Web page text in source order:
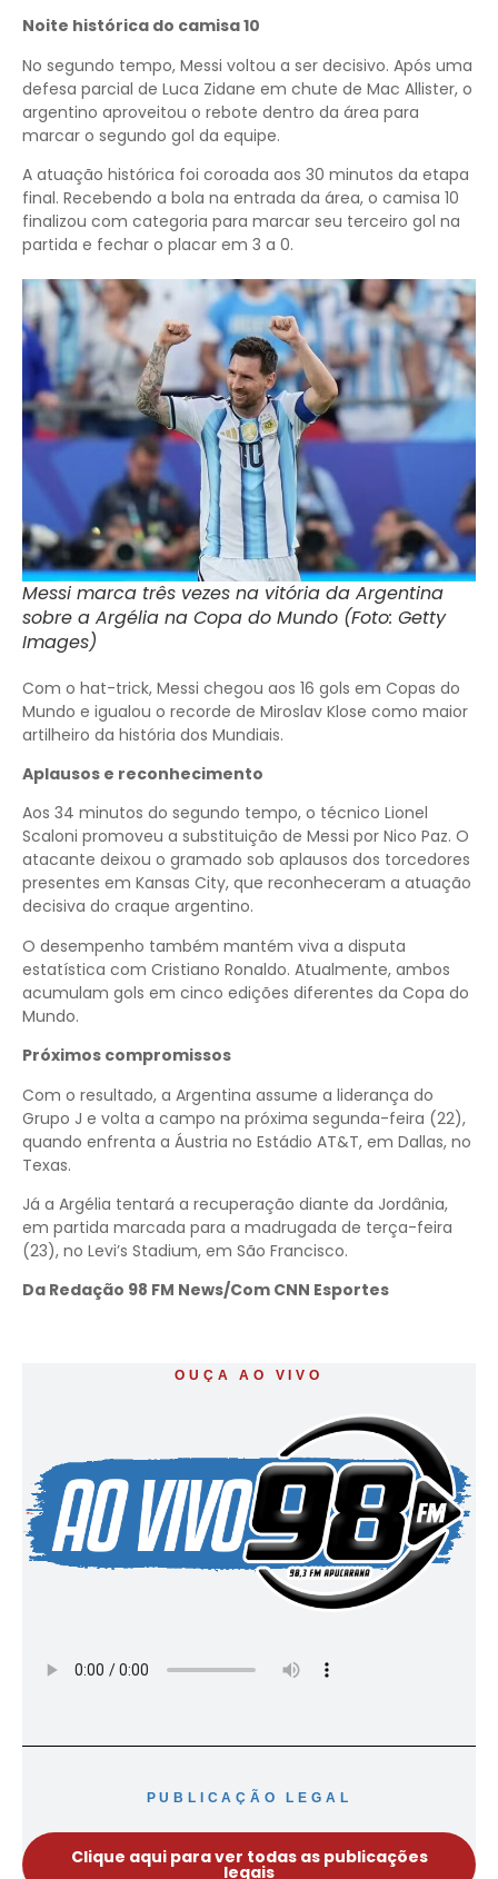
Noite histórica do camisa 10
No segundo tempo, Messi voltou a ser decisivo. Após uma
defesa parcial de Luca Zidane em chute de Mac Allister, o
argentino aproveitou o rebote dentro da área para
marcar o segundo gol da equipe.
A atuação histórica foi coroada aos 30 minutos da etapa
final. Recebendo a bola na entrada da área, o camisa 10
finalizou com categoria para marcar seu terceiro gol na
partida e fechar o placar em 3 a 0.
Messi marca três vezes na vitória da Argentina
sobre a Argélia na Copa do Mundo (Foto: Getty
Images)
Com o hat-trick, Messi chegou aos 16 gols em Copas do
Mundo e igualou o recorde de Miroslav Klose como maior
artilheiro da história dos Mundiais.
Aplausos e reconhecimento
Aos 34 minutos do segundo tempo, o técnico Lionel
Scaloni promoveu a substituição de Messi por Nico Paz. O
atacante deixou o gramado sob aplausos dos torcedores
presentes em Kansas City, que reconheceram a atuação
decisiva do craque argentino.
O desempenho também mantém viva a disputa
estatística com Cristiano Ronaldo. Atualmente, ambos
acumulam gols em cinco edições diferentes da Copa do
Mundo.
Próximos compromissos
Com o resultado, a Argentina assume a liderança do
Grupo J e volta a campo na próxima segunda-feira (22),
quando enfrenta a Áustria no Estádio AT&T, em Dallas, no
Texas.
Já a Argélia tentará a recuperação diante da Jordânia,
em partida marcada para a madrugada de terça-feira
(23), no Levi’s Stadium, em São Francisco.
Da Redação 98 FM News/Com CNN Esportes
OUÇA AO VIVO
PUBLICAÇÃO LEGAL
Clique aqui para ver todas as publicações
legais